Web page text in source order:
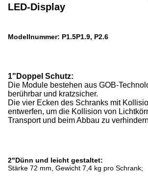
LED-Display
Modellnummer: P1.5P1.9, P2.6
1"Doppel Schutz:
Die Module bestehen aus GOB-
berührbar und kratzsicher.
Die vier Ecken des Schranks mit
entwerfen, um die Kollision von
Transport und beim Abbau zu
2"Dünn und leicht gestaltet:
Stärke 72 mm, Gewicht 7,4 kg pro Schrank;